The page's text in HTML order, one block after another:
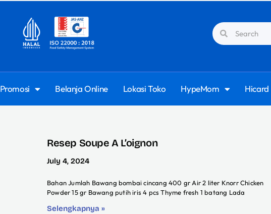
Promosi Belanja Online Lokasi Toko HypeMom Hicard
Resep Soupe A L’oignon
July 4, 2024
Bahan Jumlah Bawang bombai cincang 400 gr Air 2 liter Knorr Chicken
Powder 15 gr Bawang putih iris 4 pcs Thyme fresh 1 batang Lada
Selengkapnya »